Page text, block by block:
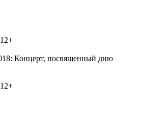
12+
Концерт, посвященный дню
12+